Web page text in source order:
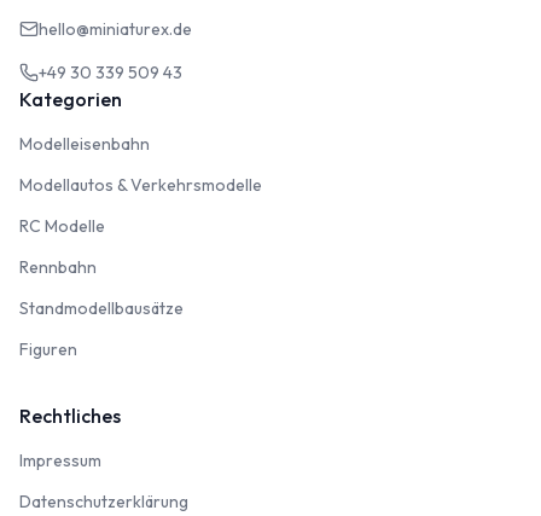
hello@miniaturex.de
+49 30 339 509 43
Kategorien
Modelleisenbahn
Modellautos & Verkehrsmodelle
RC Modelle
Rennbahn
Standmodellbausätze
Figuren
Rechtliches
Impressum
Datenschutzerklärung